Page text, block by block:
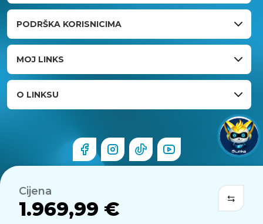
Cijena
1.969,99 €
PODRŠKA KORISNICIMA
MOJ LINKS
O LINKSU